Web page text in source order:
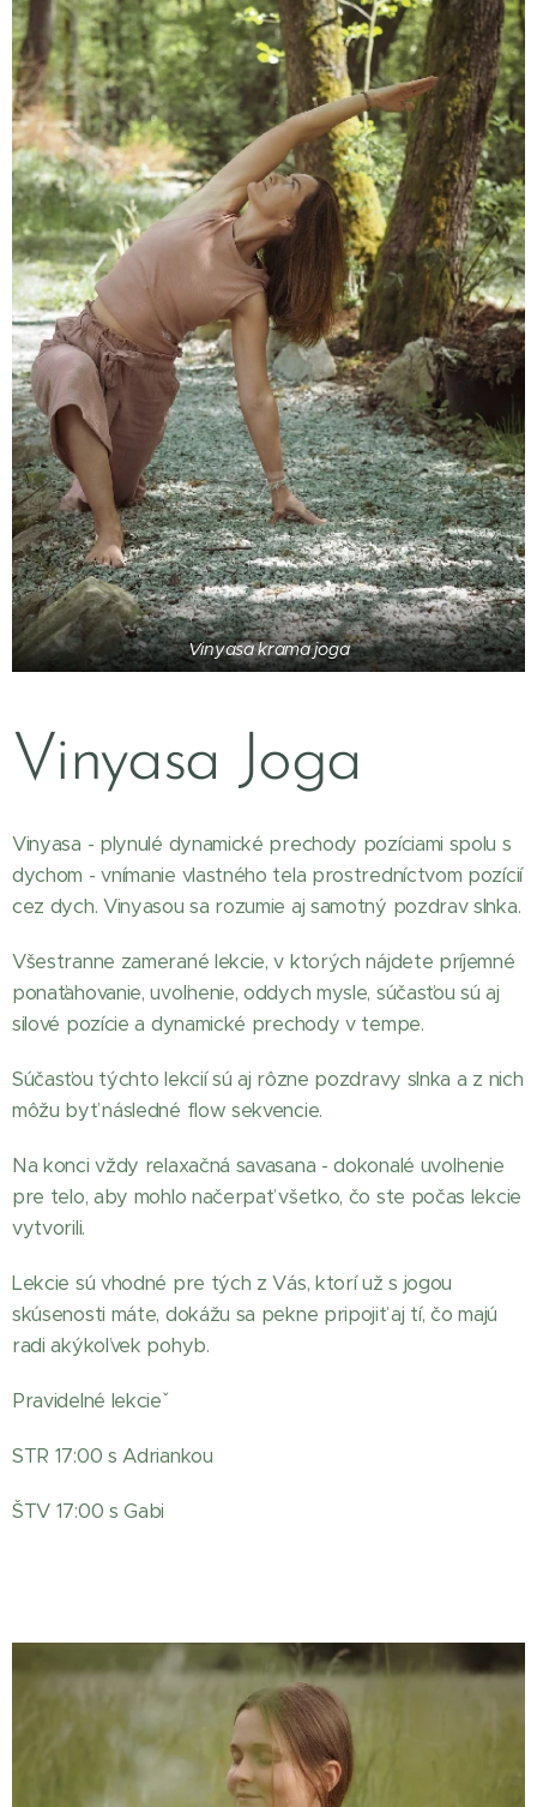
Vinyasa krama joga
Vinyasa Joga
Vinyasa - plynulé dynamické prechody pozíciami spolu s
dychom - vnímanie vlastného tela prostredníctvom pozícií
cez dych. Vinyasou sa rozumie aj samotný pozdrav slnka.
Všestranne zamerané lekcie, v ktorých nájdete príjemné
ponaťahovanie, uvoľnenie, oddych mysle, súčasťou sú aj
silové pozície a dynamické prechody v tempe.
Súčasťou týchto lekcií sú aj rôzne pozdravy slnka a z nich
môžu byť následné flow sekvencie.
Na konci vždy relaxačná savasana - dokonalé uvoľnenie
pre telo, aby mohlo načerpať všetko, čo ste počas lekcie
vytvorili.
Lekcie sú vhodné pre tých z Vás, ktorí už s jogou
skúsenosti máte, dokážu sa pekne pripojiť aj tí, čo majú
radi akýkoľvek pohyb.
Pravidelné lekcieˇ
STR 17:00 s Adriankou
ŠTV 17:00 s Gabi